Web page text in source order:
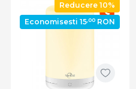
Reducere 10%
Economisesti 15,00 RON